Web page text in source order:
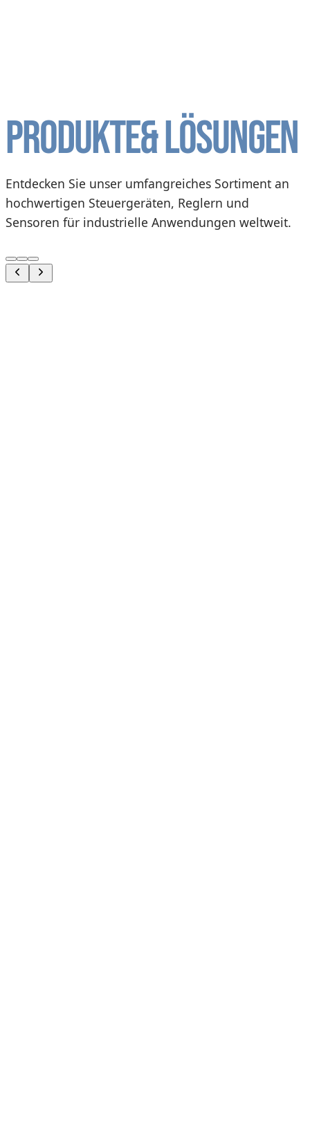
Produkte& Lösungen
Entdecken Sie unser umfangreiches Sortiment an
hochwertigen Steuergeräten, Reglern und
Sensoren für industrielle Anwendungen weltweit.